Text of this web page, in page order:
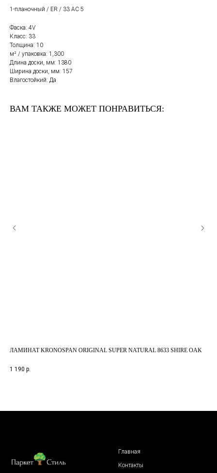
1-планочный / ER / 33 AC 5
Фаска: 4V
Класс: 33
Толщина: 10
м² / упаковка: 1,300
Длина доски, мм: 1380
Ширина доски, мм: 157
Влагостойкий: Да
ВАМ ТАКЖЕ МОЖЕТ ПОНРАВИТЬСЯ:
ЛАМИНАТ KRONOSPAN ORIGINAL SUPER NATURAL 8633 SHIRE OAK
1 190 р.
Главная
Контакты